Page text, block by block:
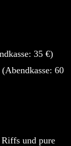
35 €)
(Abendkasse: 60
und pure